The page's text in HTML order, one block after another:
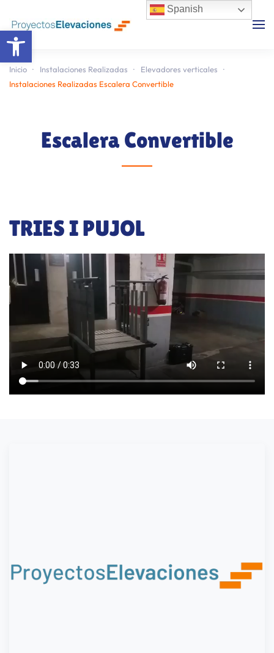
Abrir barra de herramientas
Skip to main content
Inicio Instalaciones Realizadas
Elevadores verticales
Instalaciones Realizadas Escalera Convertible
Escalera Convertible
TRIES I PUJOL
Spanish